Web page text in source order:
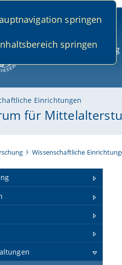
springen
springen
Einrichtungen
für
Wissenschaftliche